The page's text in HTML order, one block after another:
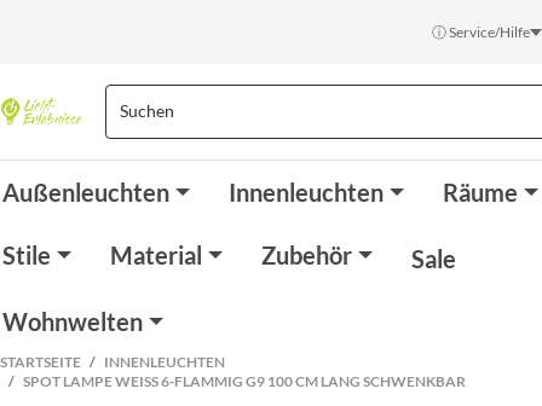
ⓘ Service/Hilfe
Außenleuchten Innenleuchten Räume
Stile Material Zubehör Sale
Wohnwelten
STARTSEITE
INNENLEUCHTEN
SPOT LAMPE WEISS 6-FLAMMIG G9 100 CM LANG SCHWENKBAR